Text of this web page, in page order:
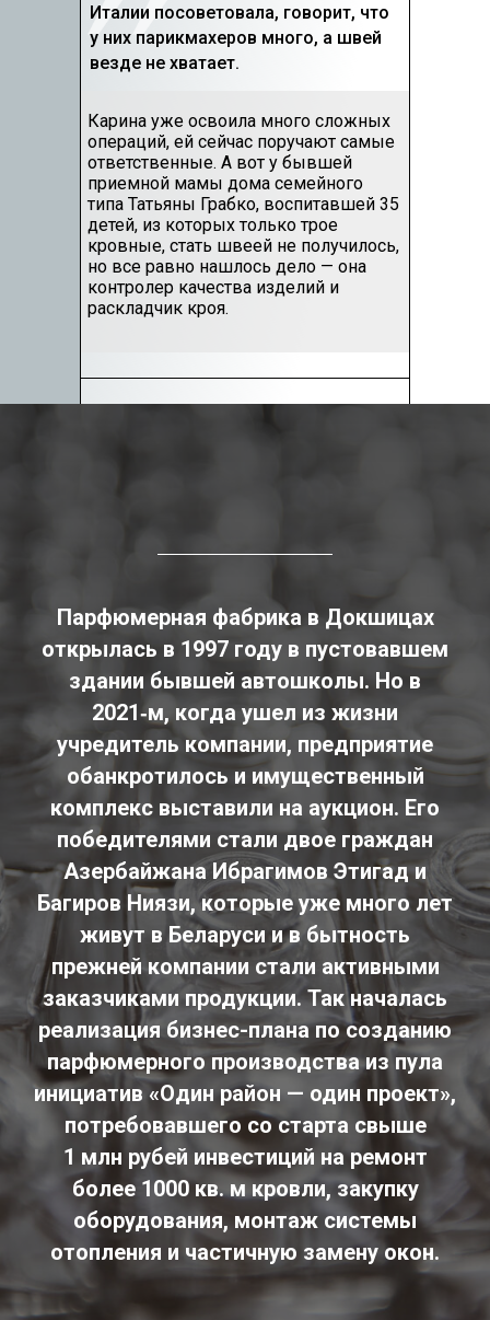
Италии посоветовала, говорит, что
у них парикмахеров много, а швей
везде не хватает.
Карина уже освоила много сложных
операций, ей сейчас поручают самые
ответственные. А вот у бывшей
приемной мамы дома семейного
типа Татьяны Грабко, воспитавшей 35
детей, из которых только трое
кровные, стать швеей не получилось,
но все равно нашлось дело — она
контролер качества изделий и
раскладчик кроя.
Парфюмерная фабрика в Докшицах
открылась в 1997 году в пустовавшем
здании бывшей автошколы. Но в
2021‑м, когда ушел из жизни
учредитель компании, предприятие
обанкротилось и имущественный
комплекс выставили на аукцион. Его
победителями стали двое граждан
Азербайжана Ибрагимов Этигад и
Багиров Ниязи, которые уже много лет
живут в Беларуси и в бытность
прежней компании стали активными
заказчиками продукции. Так началась
реализация бизнес-­плана по созданию
парфюмерного производства из пула
инициатив «Один район — один проект»,
потребовавшего со старта свыше
1 млн рубей инвестиций на ремонт
более 1000 кв. м кровли, закупку
оборудования, монтаж системы
отопления и частичную замену окон.